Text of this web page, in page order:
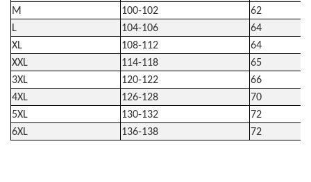
M
100-102
62
L
104-106
64
XL
108-112
64
XXL
114-118
65
3XL
120-122
66
4XL
126-128
70
5XL
130-132
72
6XL
136-138 72